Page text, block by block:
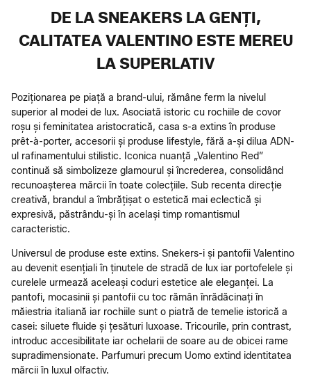
DE LA SNEAKERS LA GENȚI,
CALITATEA VALENTINO ESTE MEREU
LA SUPERLATIV
Poziționarea pe piață a brand-ului, rămâne ferm la nivelul
superior al modei de lux. Asociată istoric cu rochiile de covor
roșu și feminitatea aristocratică, casa s-a extins în produse
prêt-à-porter, accesorii și produse lifestyle, fără a-și dilua ADN-
ul rafinamentului stilistic. Iconica nuanță „Valentino Red”
continuă să simbolizeze glamourul și încrederea, consolidând
recunoașterea mărcii în toate colecțiile. Sub recenta direcție
creativă, brandul a îmbrățișat o estetică mai eclectică și
expresivă, păstrându-și în același timp romantismul
caracteristic.
Universul de produse este extins. Snekers-i și pantofii Valentino
au devenit esențiali în ținutele de stradă de lux iar portofelele și
curelele urmează aceleași coduri estetice ale eleganței. La
pantofi, mocasinii și pantofii cu toc rămân înrădăcinați în
măiestria italiană iar rochiile sunt o piatră de temelie istorică a
casei: siluete fluide și țesături luxoase. Tricourile, prin contrast,
introduc accesibilitate iar ochelarii de soare au de obicei rame
supradimensionate. Parfumuri precum Uomo extind identitatea
mărcii în luxul olfactiv.